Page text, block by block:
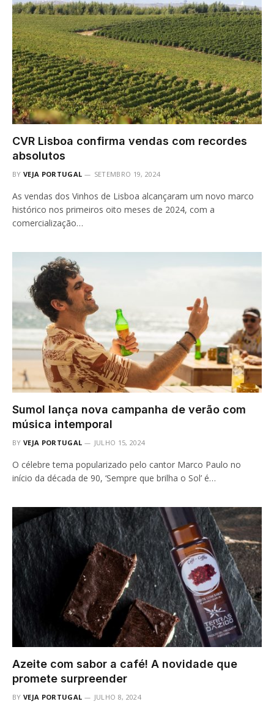
CVR Lisboa confirma vendas com recordes
absolutos
BY VEJA PORTUGAL SETEMBRO 19, 2024
As vendas dos Vinhos de Lisboa alcançaram um novo marco
histórico nos primeiros oito meses de 2024, com a
comercialização…
Sumol lança nova campanha de verão com
música intemporal
BY VEJA PORTUGAL JULHO 15, 2024
O célebre tema popularizado pelo cantor Marco Paulo no
início da década de 90, ‘Sempre que brilha o Sol’ é…
Azeite com sabor a café! A novidade que
promete surpreender
BY VEJA PORTUGAL JULHO 8, 2024